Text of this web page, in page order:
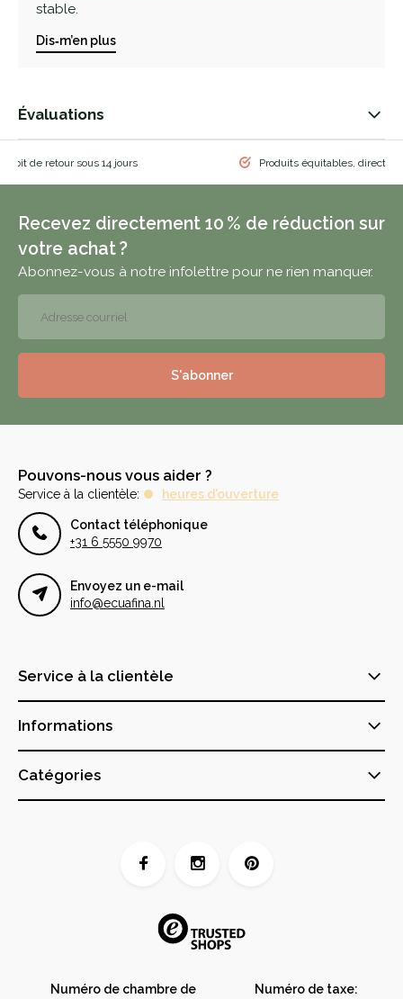
stable.
Dis‑m’en plus
Évaluations
de retour sous 14 jours Produits équitables,
Recevez directement 10 % de réduction sur
votre achat ?
Abonnez-vous à notre infolettre pour ne rien manquer.
S'abonner
Pouvons-nous vous aider ?
Service à la clientèle: heures d'ouverture
Contact téléphonique
+31 6 5550 9970
Envoyez un e-mail
info@ecuafina.nl
Service à la clientèle
Informations
Catégories
Numéro de chambre de Numéro de taxe: